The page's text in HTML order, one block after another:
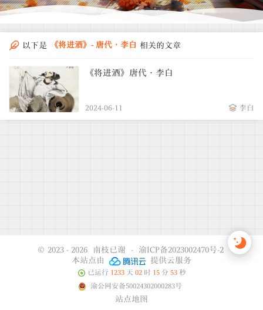
以下是 《将进酒》- 唐代·李白 相关的文章
《将进酒》唐代·李白
2024-06-11 李白
© 2023 - 2026 南枝已谢 - 渝ICP备2023002470号-2
本站点由
提供云服务
已运行 1233天 02时 15分 53秒
渝公网安备50024302000283号
站点地图